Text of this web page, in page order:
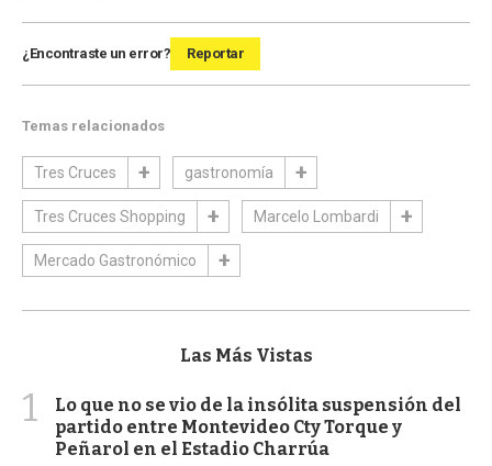
¿Encontraste un error? Reportar
Temas relacionados
Tres Cruces gastronomía
Tres Cruces Shopping Marcelo Lombardi
Mercado Gastronómico
Las Más Vistas
1
Lo que no se vio de la insólita suspensión del
partido entre Montevideo Cty Torque y
Peñarol en el Estadio Charrúa